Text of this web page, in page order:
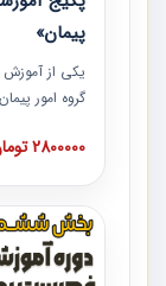
پیمان»
یکی از آموزش‏‏‏‏‏‏
گروه امور
است که در
نکات کلیدی
پیمان به
2800000 تومان